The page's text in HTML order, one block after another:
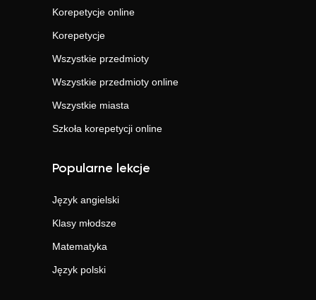
Korepetycje online
Korepetycje
Wszystkie przedmioty
Wszystkie przedmioty online
Wszystkie miasta
Szkoła korepetycji online
Popularne lekcje
Język angielski
Klasy młodsze
Matematyka
Język polski